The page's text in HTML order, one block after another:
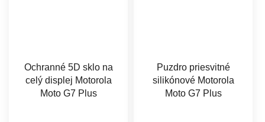
Ochranné 5D sklo na
celý displej Motorola
Moto G7 Plus
Puzdro priesvitné
silikónové Motorola
Moto G7 Plus